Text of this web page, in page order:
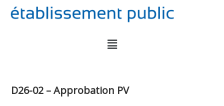
D26-02 – Approbation PV